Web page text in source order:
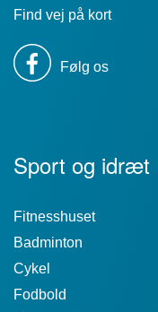
Find vej på kort
Følg os
Sport og idræt
Fitnesshuset
Badminton
Cykel
Fodbold